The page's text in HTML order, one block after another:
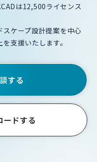
は12,500ライセンス
ケープ設計提案を中心
支援いたします。
する
ードする